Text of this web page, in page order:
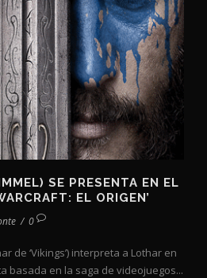
SE PRESENTA EN EL
EL ORIGEN’
/ 0
de ‘Vikings’) interpreta a Lothar en
basada en la saga de videojuegos...